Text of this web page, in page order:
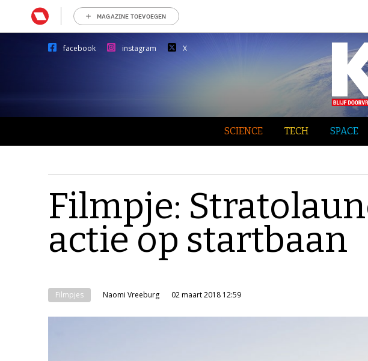
MAGAZINE TOEVOEGEN
facebook instagram X
SCIENCE TECH SPACE
Filmpje:
actie op startbaan
Filmpjes Naomi Vreeburg 02 maart 2018 12:59